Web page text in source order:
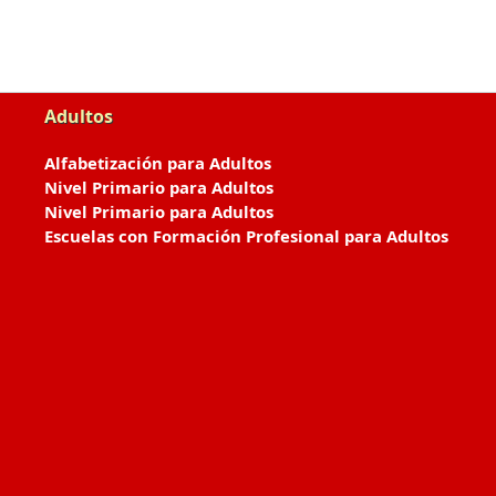
Adultos
Alfabetización para Adultos
Nivel Primario para Adultos
Nivel Primario para Adultos
Escuelas con Formación Profesional para Adultos